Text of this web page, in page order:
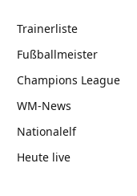
Trainerliste
Fußballmeister
Champions League
WM-News
Nationalelf
Heute live